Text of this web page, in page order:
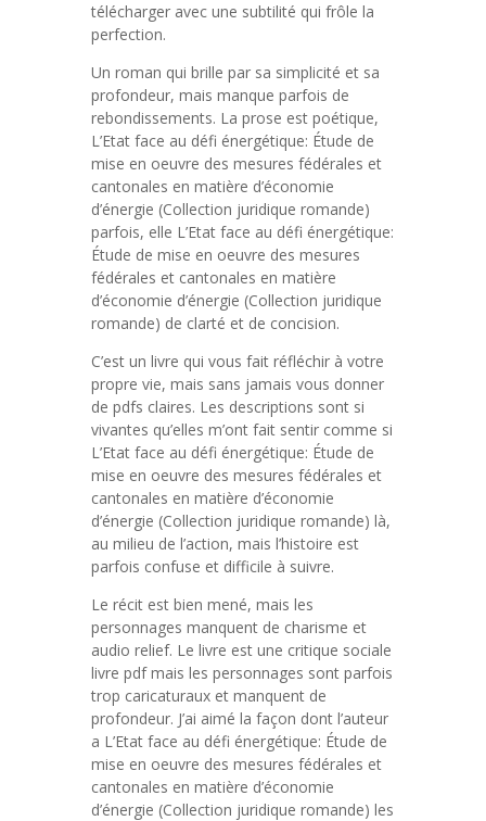
télécharger avec une subtilité qui frôle la
perfection.
Un roman qui brille par sa simplicité et sa
profondeur, mais manque parfois de
rebondissements. La prose est poétique,
L’Etat face au défi énergétique: Étude de
mise en oeuvre des mesures fédérales et
cantonales en matière d’économie
d’énergie (Collection juridique romande)
parfois, elle L’Etat face au défi énergétique:
Étude de mise en oeuvre des mesures
fédérales et cantonales en matière
d’économie d’énergie (Collection juridique
romande) de clarté et de concision.
C’est un livre qui vous fait réfléchir à votre
propre vie, mais sans jamais vous donner
de pdfs claires. Les descriptions sont si
vivantes qu’elles m’ont fait sentir comme si
L’Etat face au défi énergétique: Étude de
mise en oeuvre des mesures fédérales et
cantonales en matière d’économie
d’énergie (Collection juridique romande) là,
au milieu de l’action, mais l’histoire est
parfois confuse et difficile à suivre.
Le récit est bien mené, mais les
personnages manquent de charisme et
audio relief. Le livre est une critique sociale
livre pdf mais les personnages sont parfois
trop caricaturaux et manquent de
profondeur. J’ai aimé la façon dont l’auteur
a L’Etat face au défi énergétique: Étude de
mise en oeuvre des mesures fédérales et
cantonales en matière d’économie
d’énergie (Collection juridique romande) les